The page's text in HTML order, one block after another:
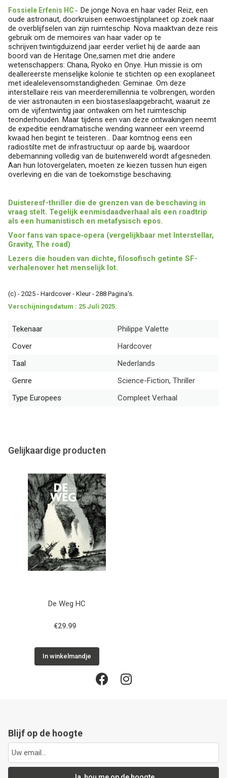
Fossiele Erfenis HC - De jonge Nova en haar vader Reiz, een
oude astronaut, doorkruisen eenwoestijnplaneet op zoek naar
de overblijfselen van zijn ruimteschip. Nova maaktvan deze reis
gebruik om de memoires van haar vader op te
schrijven:twintigduizend jaar eerder verliet hij de aarde aan
boord van de Heritage One,samen met drie andere
wetenschappers: Chana, Ryoko en Onye. Hun missie is om
deallereerste menselijke kolonie te stichten op een exoplaneet
met idealelevensomstandigheden: Geminae. Om deze
interstellaire reis van meerderemillennia te volbrengen, worden
de vier astronauten in een biostaseslaapgebracht, waaruit ze
om de vijfentwintig jaar ontwaken om het ruimteschip
teonderhouden. Maar tijdens een van deze ontwakingen neemt
de expeditie eendramatische wending wanneer een vreemd
kwaad hen begint te teisteren… Daar komtnog eens een
radiostilte met de infrastructuur op aarde bij, waardoor
debemanning volledig van de buitenwereld wordt afgesneden.
Aan hun lotovergelaten, moeten ze kiezen tussen hun eigen
overleving en die van de toekomstige beschaving.
Duisteresf-thriller die de grenzen van de beschaving in
vraag stelt. Tegelijk eenmisdaadverhaal als een roadtrip
als een humanistisch en metafysisch epos.
Voor fans van space‑opera (vergelijkbaar met Interstellar,
Gravity, The road)
Lezers die houden van dichte, filosofisch getinte SF-
verhalenover het menselijk lot.
(c) - 2025 - Hardcover - Kleur - 288 Pagina's.
Verschijningsdatum : 25 Juli 2025.
Tekenaar
Philippe Valette
Cover
Hardcover
Taal
Nederlands
Genre
Science-Fiction, Thriller
Type Europees
Compleet Verhaal
Gelijkaardige producten
De Weg HC
€29.99
In winkelmandje
Blijf op de hoogte